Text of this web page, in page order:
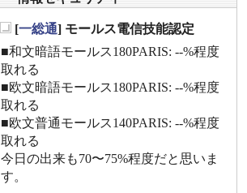
[一総通] モールス電信技能認定
■和文暗語モールス180PARIS: --%程度
取れる
■欧文暗語モールス180PARIS: --%程度
取れる
■欧文普通モールス140PARIS: --%程度
取れる
今日の出来も70〜75%程度だと思いま
す。